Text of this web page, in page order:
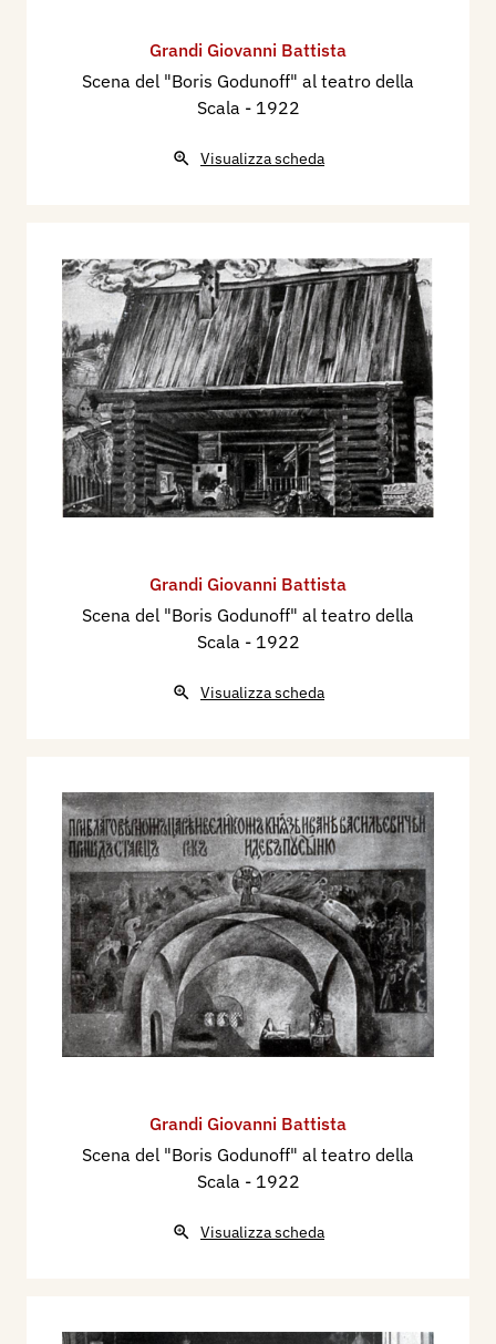
Grandi Giovanni Battista
Scena del "Boris Godunoff" al teatro della
Scala - 1922
Visualizza scheda
Grandi Giovanni Battista
Scena del "Boris Godunoff" al teatro della
Scala - 1922
Visualizza scheda
Grandi Giovanni Battista
Scena del "Boris Godunoff" al teatro della
Scala - 1922
Visualizza scheda